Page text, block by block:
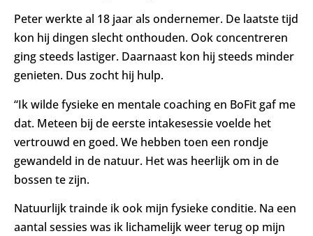
Peter werkte al 18 jaar als ondernemer. De laatste tijd
kon hij dingen slecht onthouden. Ook concentreren
ging steeds lastiger. Daarnaast kon hij steeds minder
genieten. Dus zocht hij hulp.
“Ik wilde fysieke en mentale coaching en BoFit gaf me
dat. Meteen bij de eerste intakesessie voelde het
vertrouwd en goed. We hebben toen een rondje
gewandeld in de natuur. Het was heerlijk om in de
bossen te zijn.
Natuurlijk trainde ik ook mijn fysieke conditie. Na een
aantal sessies was ik lichamelijk weer terug op mijn